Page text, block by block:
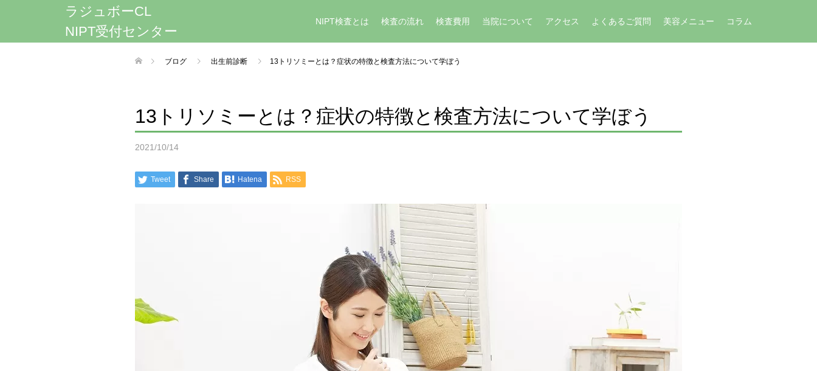
ラジュボーCL
NIPT受付センター
NIPT検査とは 検査の流れ 検査費用 当院について アクセス よくあるご質問 美容メニュー コラム
ブログ 出生前診断 13トリソミーとは？症状の特徴と検査方法について学ぼう
13トリソミーとは？症状の特徴と検査方法について学ぼう
2021/10/14
Tweet Share Hatena RSS